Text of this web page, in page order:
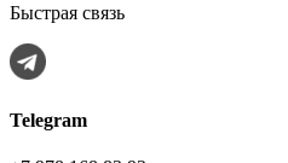
Быстрая связь
Telegram